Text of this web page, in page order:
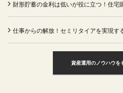
財形貯蓄の金利は低いが役に立つ！住宅
仕事からの解放！セミリタイアを実現す
資産運用のノウハウを